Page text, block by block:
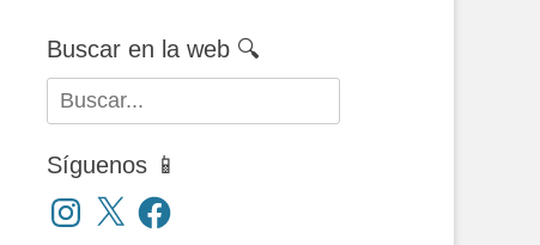
Buscar en la web 🔍
Buscar:
Síguenos 📱
Instagram
X Facebook